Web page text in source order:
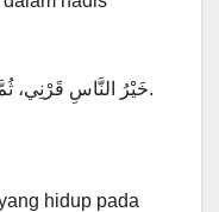
خَيْرُ النَّاسِ قَرْنِي، ثُمَّ الَّذِينَ يَلُونَهُمْ، ثُمَّ الَّذِينَ يَلُونَهُمْ.
hidup pada